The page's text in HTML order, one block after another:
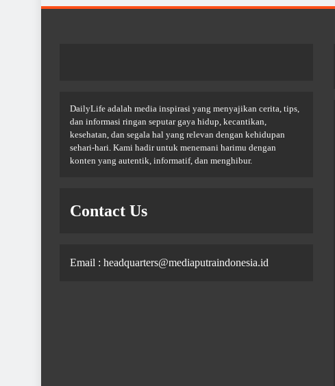
DailyLife adalah media inspirasi yang menyajikan cerita, tips,
dan informasi ringan seputar gaya hidup, kecantikan,
kesehatan, dan segala hal yang relevan dengan kehidupan
sehari-hari. Kami hadir untuk menemani harimu dengan
konten yang autentik, informatif, dan menghibur.
Contact Us
Email : headquarters@mediaputraindonesia.id